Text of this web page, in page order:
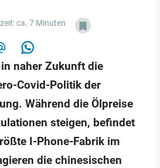
ca. 7 Minuten
naher Zukunft die
Covid-Politik der
Während die Ölpreise
steigen, befindet
I-Phone-Fabrik im
die chinesischen